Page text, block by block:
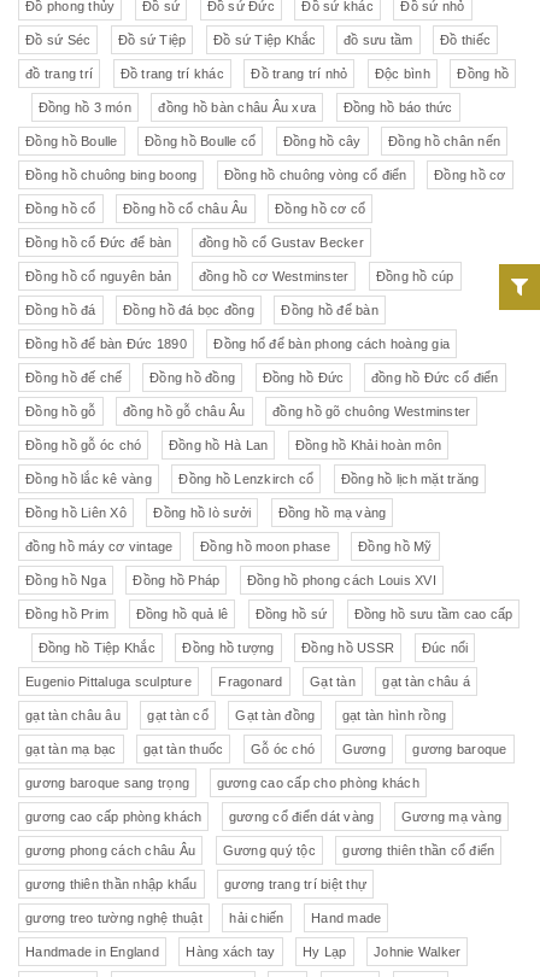
Đồ phong thủy Đồ sứ Đồ sứ Đức Đồ sứ khác Đồ sứ nhỏ
Đồ sứ Séc Đồ sứ Tiệp Đồ sứ Tiệp Khắc đồ sưu tầm Đồ thiếc
đồ trang trí Đồ trang trí khác Đồ trang trí nhỏ Độc bình Đồng hồ
Đồng hồ 3 món đồng hồ bàn châu Âu xưa Đồng hồ báo thức
Đồng hồ Boulle Đồng hồ Boulle cổ Đồng hồ cây Đồng hồ chân nến
Đồng hồ chuông bing boong Đồng hồ chuông vòng cổ điển Đồng hồ cơ
Đồng hồ cổ Đồng hồ cổ châu Âu Đồng hồ cơ cổ
Đồng hồ cổ Đức để bàn đồng hồ cổ Gustav Becker
Đồng hồ cổ nguyên bản đồng hồ cơ Westminster Đồng hồ cúp
Đồng hồ đá Đồng hồ đá bọc đồng Đồng hồ để bàn
Đồng hồ để bàn Đức 1890 Đồng hổ để bàn phong cách hoàng gia
Đồng hồ đế chế Đồng hồ đồng Đồng hồ Đức đồng hồ Đức cổ điển
Đồng hồ gỗ đồng hồ gỗ châu Âu đồng hồ gõ chuông Westminster
Đồng hồ gỗ óc chó Đồng hồ Hà Lan Đồng hồ Khải hoàn môn
Đồng hồ lắc kê vàng Đồng hồ Lenzkirch cổ Đồng hồ lịch mặt trăng
Đồng hồ Liên Xô Đồng hồ lò sưởi Đồng hồ mạ vàng
đồng hồ máy cơ vintage Đồng hồ moon phase Đồng hồ Mỹ
Đồng hồ Nga Đồng hồ Pháp Đồng hồ phong cách Louis XVI
Đồng hồ Prim Đồng hồ quả lê Đồng hồ sứ Đồng hồ sưu tầm cao cấp
Đồng hồ Tiệp Khắc Đồng hồ tượng Đồng hồ USSR Đúc nổi
Eugenio Pittaluga sculpture Fragonard Gạt tàn gạt tàn châu á
gạt tàn châu âu gạt tàn cổ Gạt tàn đồng gạt tàn hình rồng
gạt tàn mạ bạc gạt tàn thuốc Gỗ óc chó Gương gương baroque
gương baroque sang trọng gương cao cấp cho phòng khách
gương cao cấp phòng khách gương cổ điển dát vàng Gương mạ vàng
gương phong cách châu Âu Gương quý tộc gương thiên thần cổ điển
gương thiên thần nhập khẩu gương trang trí biệt thự
gương treo tường nghệ thuật hải chiến Hand made
Handmade in England Hàng xách tay Hy Lạp Johnie Walker